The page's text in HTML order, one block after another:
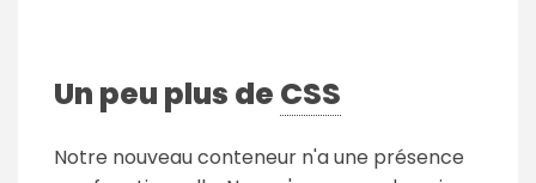
Un peu plus de CSS
Notre nouveau conteneur n'a une présence